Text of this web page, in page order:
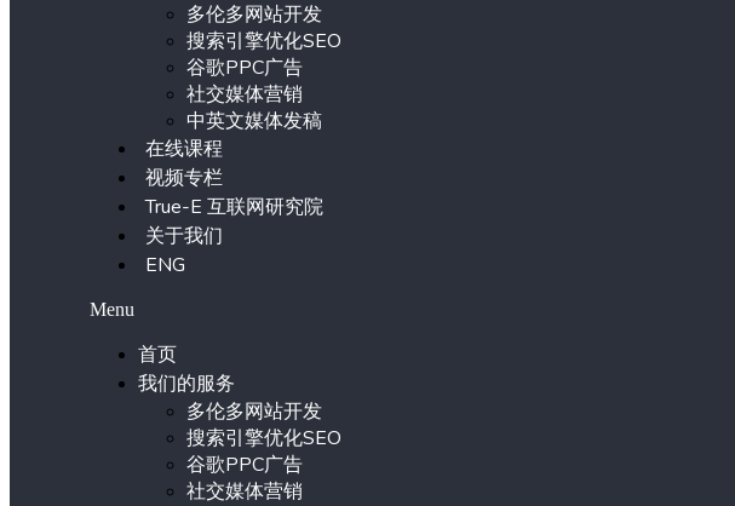
多伦多网站开发
搜索引擎优化SEO
谷歌PPC广告
社交媒体营销
中英文媒体发稿
在线课程
视频专栏
True-E 互联网研究院
关于我们
ENG
Menu
首页
我们的服务
多伦多网站开发
搜索引擎优化SEO
谷歌PPC广告
社交媒体营销